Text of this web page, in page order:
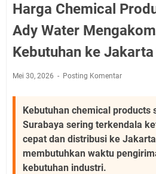
Harga Chemical
Ady Water
Kebutuhan ke
Mei 30, 2026 Posting Komentar
Kebutuhan chemical products
Surabaya sering terkendala
cepat dan distribusi ke
membutuhkan waktu
kebutuhan industri.